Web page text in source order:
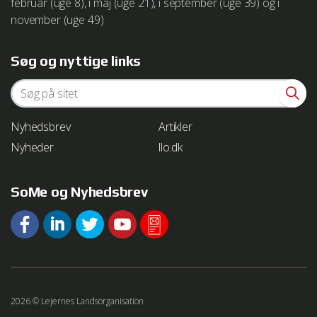
We work with
februar (uge 8), i maj (uge 21), i september (uge 39) og i
november (uge 49)
Søg og nyttige links
Nyhedsbrev
Artikler
Nyheder
llo.dk
SoMe og Nyhedsbrev
2026 © Lejernes Landsorganisation